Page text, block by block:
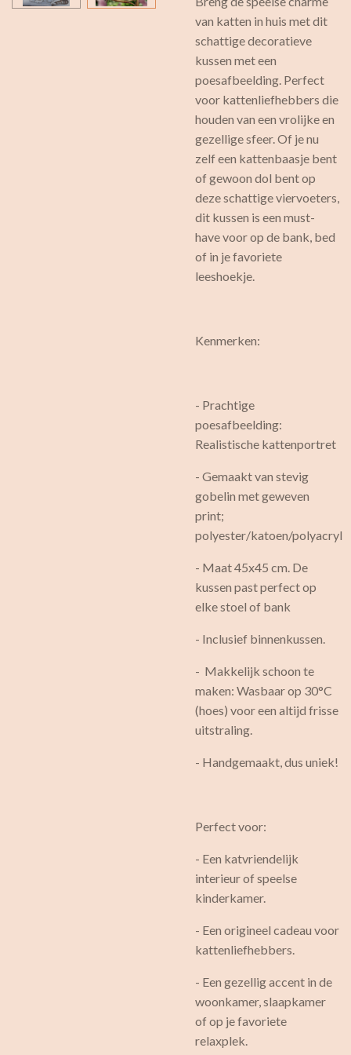
van katten in huis met dit
schattige decoratieve
kussen met een
poesafbeelding. Perfect
voor kattenliefhebbers die
houden van een vrolijke en
gezellige sfeer. Of je nu
zelf een kattenbaasje bent
of gewoon dol bent op
deze schattige viervoeters,
dit kussen is een must-
have voor op de bank, bed
of in je favoriete
leeshoekje.
Kenmerken:
- Prachtige
poesafbeelding:
Realistische kattenportret
- Gemaakt van stevig
gobelin met geweven
print;
polyester/katoen/polyacryl
- Maat 45x45 cm. De
kussen past perfect op
elke stoel of bank
- Inclusief binnenkussen.
- Makkelijk schoon te
maken: Wasbaar op 30°C
(hoes) voor een altijd frisse
uitstraling.
- Handgemaakt, dus uniek!
Perfect voor:
- Een katvriendelijk
interieur of speelse
kinderkamer.
- Een origineel cadeau voor
kattenliefhebbers.
- Een gezellig accent in de
woonkamer, slaapkamer
of op je favoriete
relaxplek.